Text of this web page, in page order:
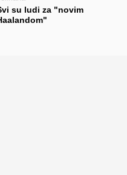
su ludi za "novim